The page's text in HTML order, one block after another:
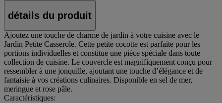
détails du produit
Ajoutez une touche de charme de jardin à votre cuisine avec le
Jardin Petite Casserole. Cette petite cocotte est parfaite pour les
portions individuelles et constitue une pièce spéciale dans toute
collection de cuisine. Le couvercle est magnifiquement conçu pour
ressembler à une jonquille, ajoutant une touche d’élégance et de
fantaisie à vos créations culinaires. Disponible en sel de mer,
meringue et rose pâle.
Caractéristiques: